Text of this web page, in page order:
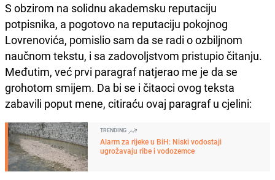
S obzirom na solidnu akademsku reputaciju
potpisnika, a pogotovo na reputaciju pokojnog
Lovrenovića, pomislio sam da se radi o ozbiljnom
naučnom tekstu, i sa zadovoljstvom pristupio čitanju.
Međutim, već prvi paragraf natjerao me je da se
grohotom smijem. Da bi se i čitaoci ovog teksta
zabavili poput mene, citiraću ovaj paragraf u cjelini:
TRENDING
Alarm za rijeke u BiH: Niski vodostaji
ugrožavaju ribe i vodozemce